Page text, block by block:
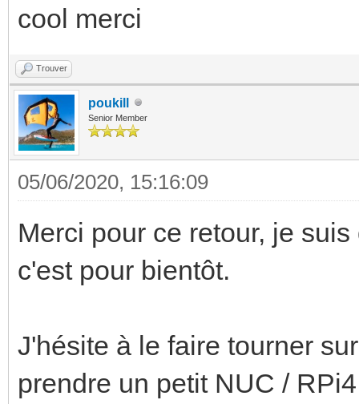
cool merci
Trouver
poukill
Senior Member
05/06/2020, 15:16:09
Merci pour ce retour, je
c'est pour bientôt.
J'hésite à le faire tourner
prendre un petit NUC /